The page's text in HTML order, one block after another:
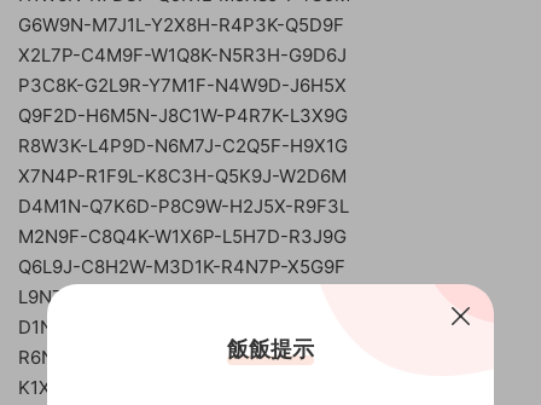
G6W9N-M7J1L-Y2X8H-R4P3K-Q5D9F
X2L7P-C4M9F-W1Q8K-N5R3H-G9D6J
P3C8K-G2L9R-Y7M1F-N4W9D-J6H5X
Q9F2D-H6M5N-J8C1W-P4R7K-L3X9G
R8W3K-L4P9D-N6M7J-C2Q5F-H9X1G
X7N4P-R1F9L-K8C3H-Q5K9J-W2D6M
D4M1N-Q7K6D-P8C9W-H2J5X-R9F3L
M2N9F-C8Q4K-W1X6P-L5H7D-R3J9G
Q6L9J-C8H2W-M3D1K-R4N7P-X5G9F
L9N7X-G2K8D-Y1W5H-P6Q9M-F3J4L
D1N6L-P9Q2M-J7H3F-K4R8W-C5K9X
R6N1W-D7H3F-G5M8J-Q4K9P-X2C9L
K1X9P-M5D6L-Y3C9F-R2W7Q-H4N8J
飯飯提示